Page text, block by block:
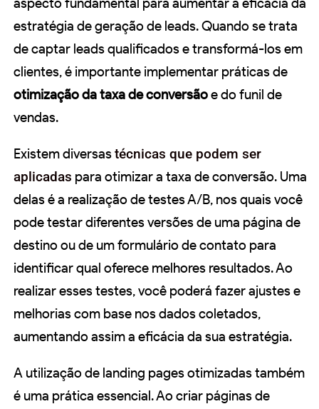
estratégia de geração de leads. Quando se trata
de captar leads qualificados e transformá-los em
clientes, é importante implementar práticas de
otimização da taxa de conversãoe do funil de
vendas.
Existem diversastécnicas que podem ser
aplicadas para otimizar a taxa de conversão. Uma
delas é a realização de testes A/B, nos quais você
pode testar diferentes versões de uma página de
destino ou de um formulário de contato para
identificar qual oferece melhores resultados. Ao
realizar esses testes, você poderá fazer ajustes e
melhorias com base nos dados coletados,
aumentando assim a eficácia da sua estratégia.
A utilização de landing pages otimizadas também
é uma prática essencial. Ao criar páginas de